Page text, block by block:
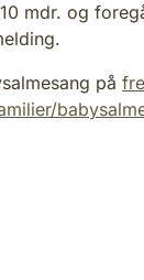
mdr. og
på